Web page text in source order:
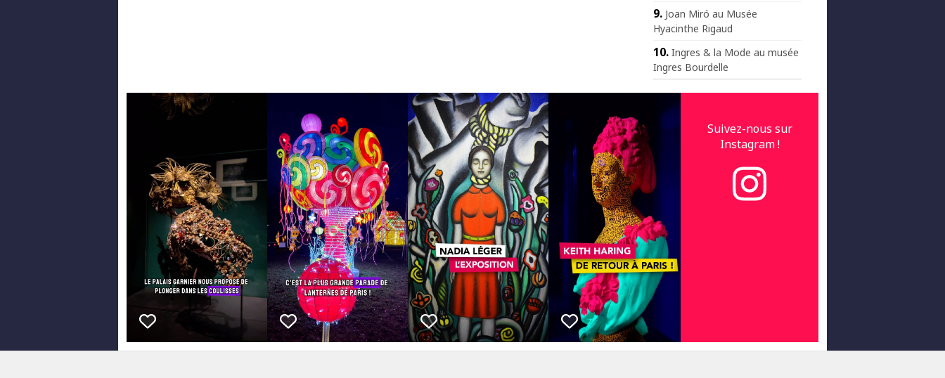
Joan Miró au Musée
Hyacinthe Rigaud
Ingres & la Mode au musée
Ingres Bourdelle
Suivez-nous sur
Instagram !